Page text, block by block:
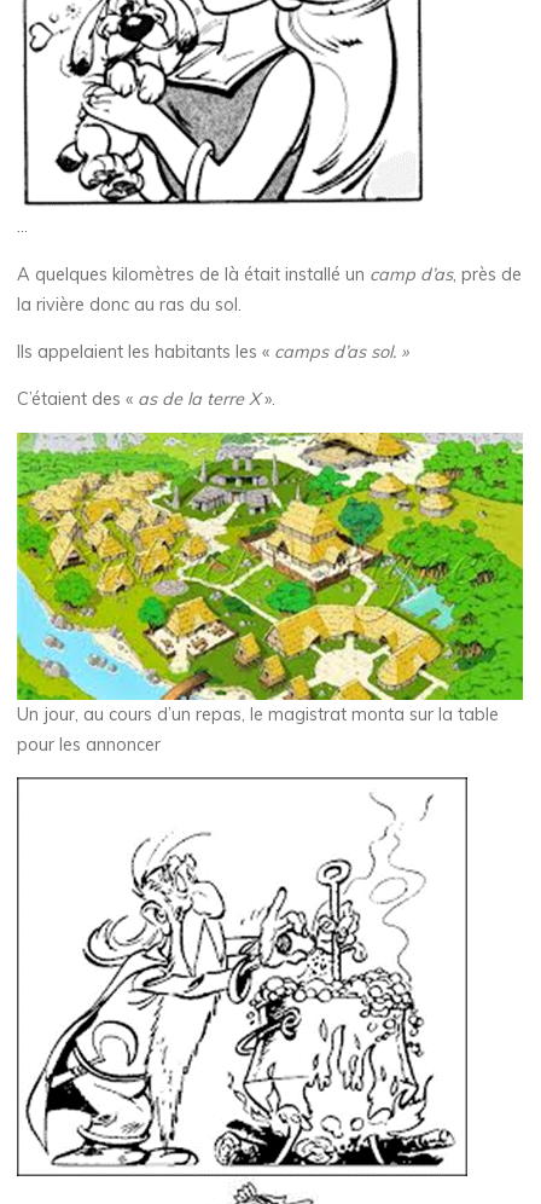
…
A quelques kilomètres de là était installé un camp d’as, près de
la rivière donc au ras du sol.
Ils appelaient les habitants les « camps d’as sol. »
C’étaient des « as de la terre X».
Un jour, au cours d’un repas, le magistrat monta sur la table
pour les annoncer